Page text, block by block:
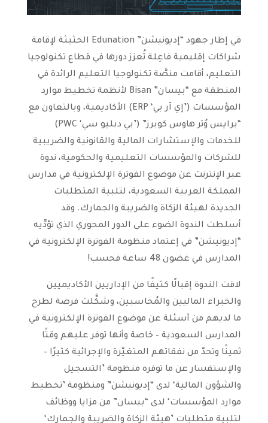
في إطار جهود “إديونيشن” Edunation الحثيثة لإقامة
شراكات إقليمية فاعِلة تُعزز دورها في قطاع تكنولوجيا
التعليم، أقامت منصَّة تكنولوجيا التعليم الرائدة في
المنطقة مع “بيسان” Bisan لأنظمة تخطيط موارد
المؤسسات (’إي آر بي‘ ERP) الأكاديمية، وبالتعاون مع
“برايس وُتر هاوس كوبرز” (’بي دبليو سي‘ PWC)
للخدمات والإستشارات المالية والقانونية والضريبية
للشركات والمؤسسات التعليمية والحكومية، ندوة
عبر الإنترنت عن موضوع الفوترة الإلكترونية في مدارس
المملكة العربية السعودية، لتلبية المتطلبات
الجديدة لهيئة الزكاة والضريبة والجمارك. وقد
أسلطت الندوة الضوء على الدور المحوري الذي تؤدِّيه
“إديونيشن” في إعتماد منظومة الفوترة الإلكترونية في
المدارس في غضون 48 ساعة فحسب!
لاقت الندوة إقبالًا كثيفًا من الإداريين الأكاديميين
والخبراء الماليين والمُحاسبين، وشكَّلت فرصة لطرح
ما لديهم من أسئلة عن موضوع الفوترة الإلكترونية في
المدارس السعودية – خاصة وأنها توفر عليهم وقتًا
ثمينًا وتحدّ من نفقاتهم المتغيّرة والإجرائية كثيرًا –
والإستفسار عن ما توفره منظومة ’التسجيل
والشؤون المالية‘ لدى “إديونيشن” ومنظومة ’تخطيط
موارد المؤسسات‘ لدى “بيسان” من مزايا ووظائف
لتلبية متطلبات ’هيئة الزكاة والضريبة والجمارك‘